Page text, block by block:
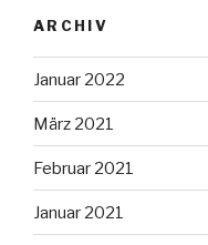
ARCHIV
Januar 2022
März 2021
Februar 2021
Januar 2021